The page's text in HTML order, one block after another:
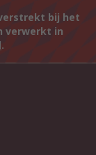
bij het
verwerkt in
.